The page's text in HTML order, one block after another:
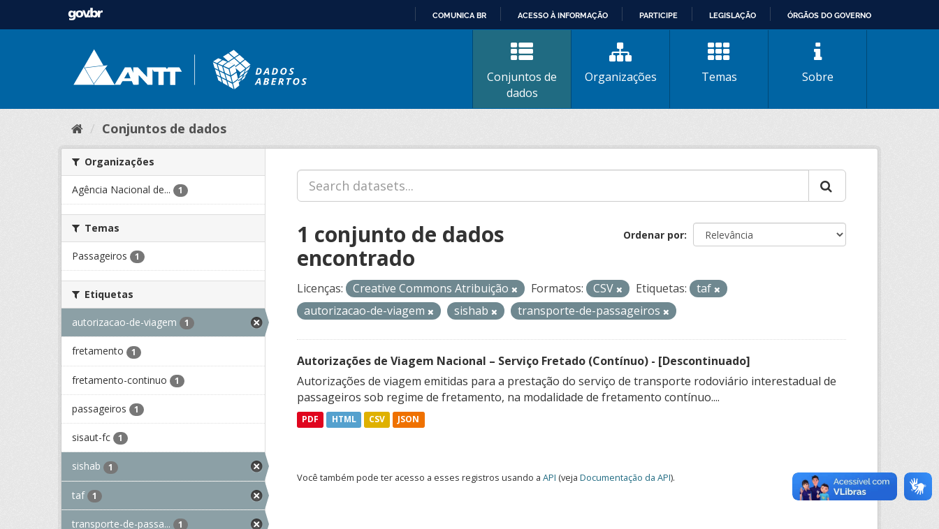
CONTEÚDO
COMUNICA BR ACESSO À INFORMAÇÃO PARTICIPE LEGISLAÇÃO ÓRGÃOS DO GOVERNO
Conjuntos de
dados
Organizações Temas Sobre
Conjuntos de dados
Organizações
Agência Nacional de... 1
Temas
Passageiros 1
Etiquetas
autorizacao-de-viagem 1
fretamento 1
fretamento-continuo 1
passageiros 1
sisaut-fc 1
sishab 1
taf 1
transporte-de-passa... 1
Ordenar por
1 conjunto de dados
encontrado
Licenças: Creative Commons Atribuição Formatos: CSV Etiquetas:
taf
autorizacao-de-viagem
sishab transporte-de-passageiros
Autorizações de Viagem Nacional – Serviço Fretado (Contínuo) - [Descontinuado]
Autorizações de viagem emitidas para a prestação do serviço de transporte rodoviário interestadual de
passageiros sob regime de fretamento, na modalidade de fretamento contínuo....
PDF HTML CSV JSON
Você também pode ter acesso a esses registros usando a API (veja Documentação da API).